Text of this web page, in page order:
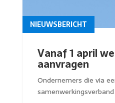
Vanaf 1 april
aanvragen
NIEUWSBERICHT
Ondernemers die via